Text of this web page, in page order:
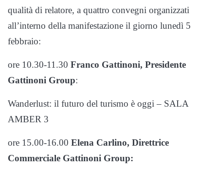
qualità di relatore, a quattro convegni organizzati
all’interno della manifestazione il giorno lunedì 5
febbraio:
ore 10.30-11.30 Franco Gattinoni, Presidente
Gattinoni Group:
Wanderlust: il futuro del turismo è oggi – SALA
AMBER 3
ore 15.00-16.00 Elena Carlino, Direttrice
Commerciale Gattinoni Group: